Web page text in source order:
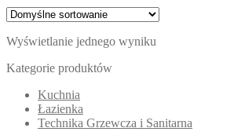
Wyświetlanie jednego wyniku
Kategorie produktów
Kuchnia
Łazienka
Technika Grzewcza i Sanitarna